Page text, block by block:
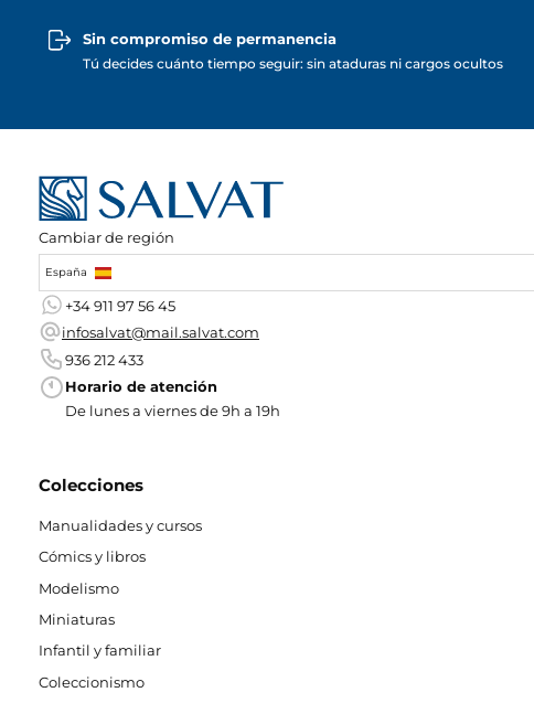
Sin compromiso de permanencia
Tú decides cuánto tiempo seguir: sin ataduras ni cargos ocultos
Cambiar de región
España
+34 911 97 56 45
infosalvat@mail.salvat.com
936 212 433
Horario de atención
De lunes a viernes de 9h a 19h
Colecciones
Manualidades y cursos
Cómics y libros
Modelismo
Miniaturas
Infantil y familiar
Coleccionismo